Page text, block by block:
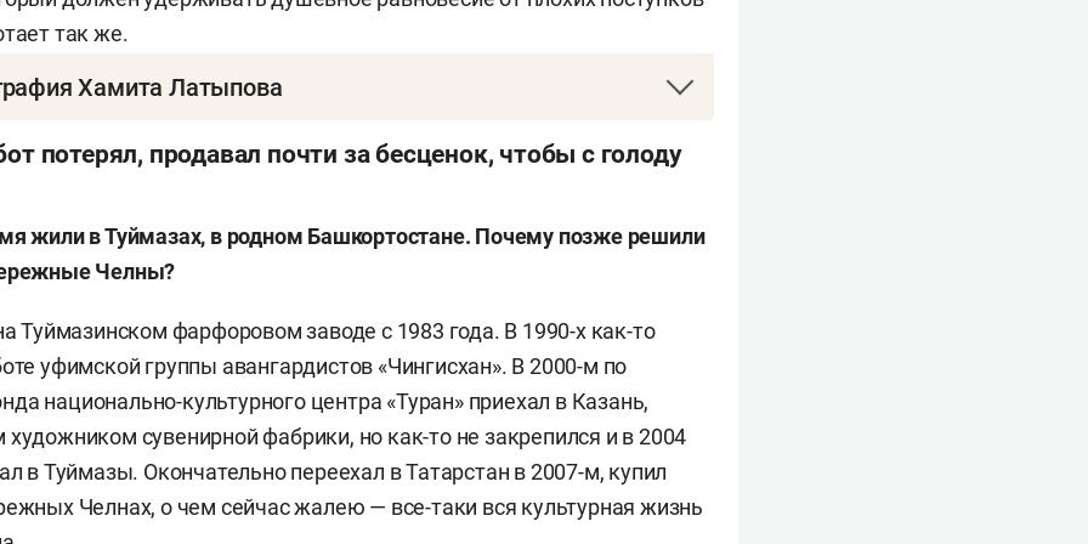
так же.
Хамита Латыпова
Латыпов
родился 5 марта 1949 года в поселке Половинка Пермской
его семья переехала на родину — в село Булярово Илишевского
Начальную школу окончил там, 8-летнюю — в соседней
После работал в нефтедобывающих и строительных организациях, а
делу. В 1974 году поступил в Уфимское училище искусств и
работал в Туймазах. В 2007 году переехал в Татарстан и сейчас
Челнах. В 2015-м получил звание заслуженного деятеля искусств
лауреатом премии им. Баки Урманче. Известен не только как
поэт, член союза писателей Татарстана.
потерял, продавал почти за бесценок, чтобы с голоду
жили в Туймазах, в родном Башкортостане. Почему позже решили
Челны?
Туймазинском фарфоровом заводе с 1983 года. В 1990-х как-то
уфимской группы авангардистов «Чингисхан». В 2000-м по
национально-культурного центра «Туран» приехал в Казань,
сувенирной фабрики, но как-то не закрепился и в 2004
в Туймазы. Окончательно переехал в Татарстан в 2007-м, купил
Челнах, о чем сейчас жалею — все-таки вся культурная жизнь